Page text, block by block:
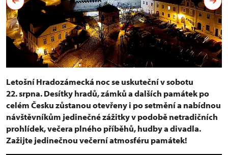
Letošní Hradozámecká noc se uskuteční v sobotu
22. srpna. Desítky hradů, zámků a dalších památek po
celém Česku zůstanou otevřeny i po setmění a nabídnou
návštěvníkům jedinečné zážitky v podobě netradičních
prohlídek, večera plného příběhů, hudby a divadla.
Zažijte jedinečnou večerní atmosféru památek!